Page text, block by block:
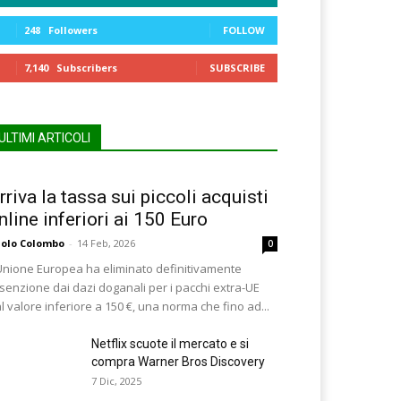
248 Followers FOLLOW
7,140 Subscribers SUBSCRIBE
ARTICOLI
la tassa sui piccoli acquisti
inferiori ai 150 Euro
Colombo - 14 Feb, 2026 0
Europea ha eliminato definitivamente
dai dazi doganali per i pacchi extra-UE
valore inferiore a 150 €, una norma che fino ad...
Netflix scuote il mercato e si
compra Warner Bros Discovery
7 Dic, 2025